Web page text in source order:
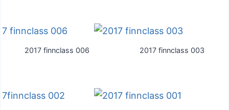
2017 finnclass 006 2017 finnclass 003